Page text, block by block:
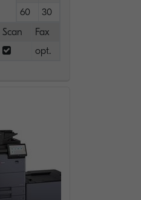
60
30
Scan
Fax
opt.